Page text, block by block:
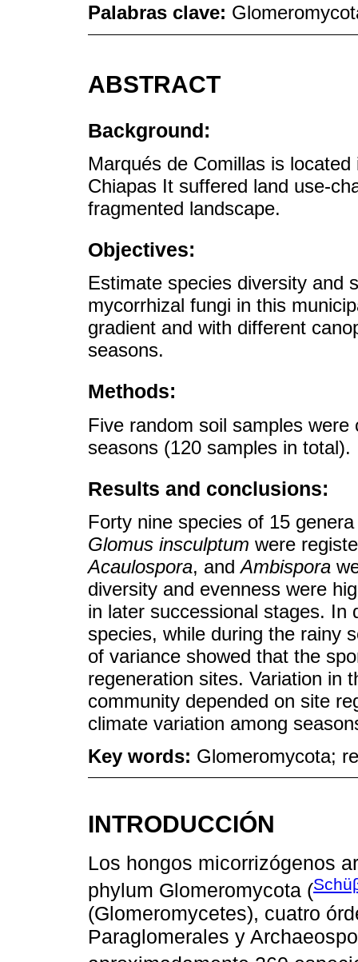
Palabras clave:
ABSTRACT
Background:
Marqués de Comillas is
Chiapas It suffered land use-
fragmented landscape.
Objectives:
Estimate species diversity and
mycorrhizal fungi in this
gradient and with different
seasons.
Methods:
Five random soil samples
seasons (120 samples in total).
Results and conclusions:
Forty nine species of 15
Glomus insculptum were
Acaulospora, andAmbispora
diversity and evenness were
in later successional stages. In
species, while during the rainy
of variance showed that the
regeneration sites. Variation in
community depended on site
climate variation among
Key words: Glomeromycota;
INTRODUCCIÓN
Los hongos micorrizógenos
phylum Glomeromycota (
(Glomeromycetes), cuatro
Paraglomerales y